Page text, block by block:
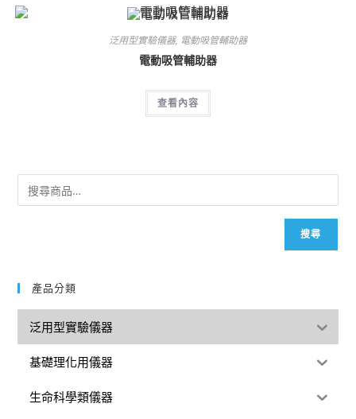
泛用型實驗儀器, 電動吸管輔助器
電動吸管輔助器
查看內容
搜尋
產品分類
泛用型實驗儀器
基礎理化用儀器
生命科學類儀器